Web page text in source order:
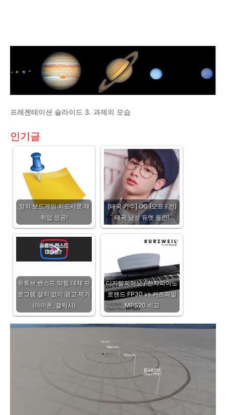
프레젠테이션 슬라이드 3. 과제의 모습
인기글
창의 보드게임 지도사로 재
취업 성공!
[태국 가수] OG (오프 / 건)
태국 남성 듀엣 옾깐!
유튜브 밴스드 막힘 대체 프
로그램 설치 없이 광고 제거
(아이폰, 갤럭시)
디지털피아노 / 전자피아노
로랜드 FP30 vs 커즈와일
MPS20 비교